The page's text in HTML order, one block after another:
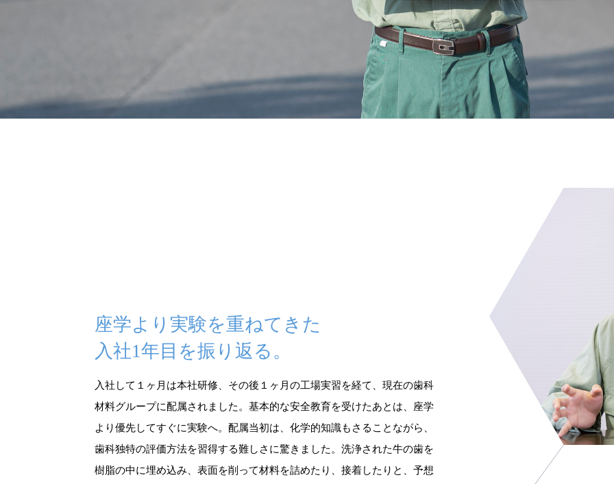
座学より実験を重ねてきた
入社1年目を振り返る。
入社して１ヶ月は本社研修、その後１ヶ月の工場実習を経て、現在の歯科
材料グループに配属されました。基本的な安全教育を受けたあとは、座学
より優先してすぐに実験へ。配属当初は、化学的知識もさることながら、
歯科独特の評価方法を習得する難しさに驚きました。洗浄された牛の歯を
樹脂の中に埋め込み、表面を削って材料を詰めたり、接着したりと、予想